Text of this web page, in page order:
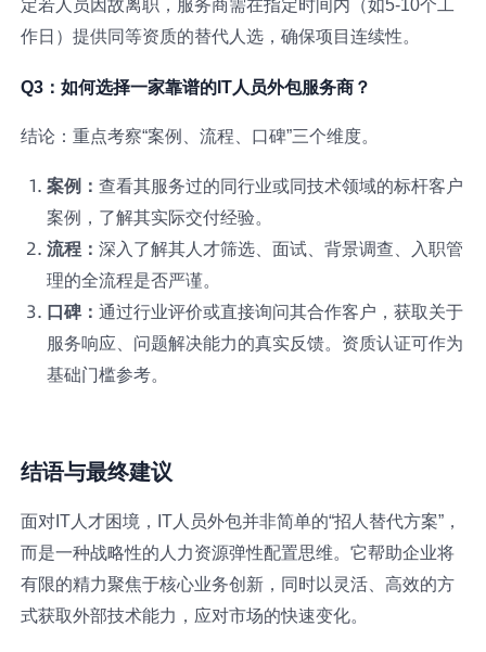
定若人员因故离职，服务商需在指定时间内（如5-10个工
作日）提供同等资质的替代人选，确保项目连续性。
Q3：如何选择一家靠谱的IT人员外包服务商？
结论：重点考察“案例、流程、口碑”三个维度。
案例： 查看其服务过的同行业或同技术领域的标杆客户
案例，了解其实际交付经验。
流程： 深入了解其人才筛选、面试、背景调查、入职管
理的全流程是否严谨。
口碑： 通过行业评价或直接询问其合作客户，获取关于
服务响应、问题解决能力的真实反馈。资质认证可作为
基础门槛参考。
结语与最终建议
面对IT人才困境，IT人员外包并非简单的“招人替代方案”，
而是一种战略性的人力资源弹性配置思维。它帮助企业将
有限的精力聚焦于核心业务创新，同时以灵活、高效的方
式获取外部技术能力，应对市场的快速变化。